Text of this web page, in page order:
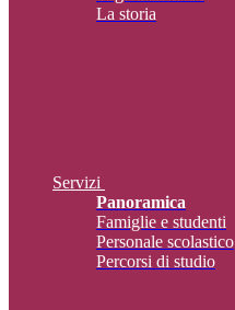
La storia
Servizi
Panoramica
Famiglie e studenti
Personale scolastico
Percorsi di studio